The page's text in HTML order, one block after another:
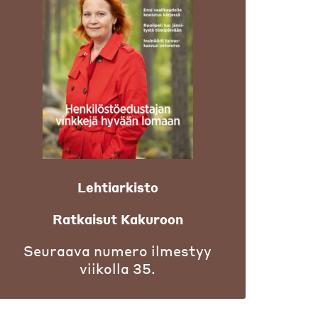
Lehtiarkisto
Ratkaisut Kakuroon
Seuraava numero ilmestyy
viikolla 35.